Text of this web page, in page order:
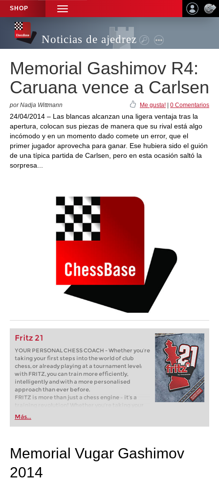
SHOP
TOGGLE
NAVIGATION
Noticias de ajedrez
Memorial Gashimov R4:
Caruana vence a Carlsen
por Nadja Wittmann Me gusta! 0 Comentarios
24/04/2014 – Las blancas alcanzan una ligera ventaja tras la
apertura, colocan sus piezas de manera que su rival está algo
incómodo y en un momento dado comete un error, que el
primer jugador aprovecha para ganar. Ese hubiera sido el guión
de una típica partida de Carlsen, pero en esta ocasión saltó la
sorpresa...
Fritz 21
YOUR PERSONAL CHESS COACH - Whether you’re
taking your first steps into the world of club
chess, or already playing at a tournament level:
with FRITZ, you can train more efficiently,
intelligently and with a more personalised
approach than ever before.
FRITZ is more than just a chess engine – it’s a
training revolution! Whether you’re taking your
first steps into the world of club chess, or already
playing at a tournament level: with FRITZ, you can
train more efficiently, intelligently and with a
Más...
Memorial Vugar Gashimov
2014